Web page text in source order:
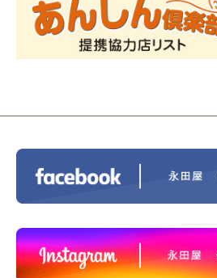
ス®上鶴間 エンディングノー
2023/11/29 永田屋創業110周
ントホテル東京町田